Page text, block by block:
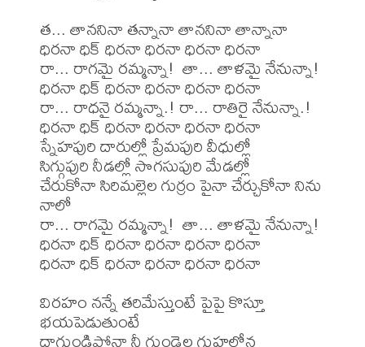
త... తాననినా తన్నానా తాననినా తాన్నానా
ధిరనా ధిక్ ధిరనా ధిరనా ధిరనా ధిరనా
రా... రాగమై రమ్మన్నా!  తా... తాళమై నేనున్నా!
ధిరనా ధిక్ ధిరనా ధిరనా ధిరనా ధిరనా
రా... రాధనై రమ్మన్నా.! రా... రాతిరై నేనున్నా.!
ధిరనా ధిక్ ధిరనా ధిరనా ధిరనా ధిరనా
స్నేహపురి దారుల్లో ప్రేమపురి వీధుల్లో
సిగ్గుపురి నీడల్లో సొగసుపురి మేడల్లో
చేరుకోనా సిరిమల్లెల గుర్రం పైనా చేర్చుకోనా నిను
నాలో
రా... రాగమై రమ్మన్నా!  తా... తాళమై నేనున్నా!
ధిరనా ధిక్ ధిరనా ధిరనా ధిరనా ధిరనా
ధిరనా ధిక్ ధిరనా ధిరనా ధిరనా ధిరనా
విరహం నన్నే తరిమేస్తుంటే పైపై కొస్తూ
భయపెడుతుంటే